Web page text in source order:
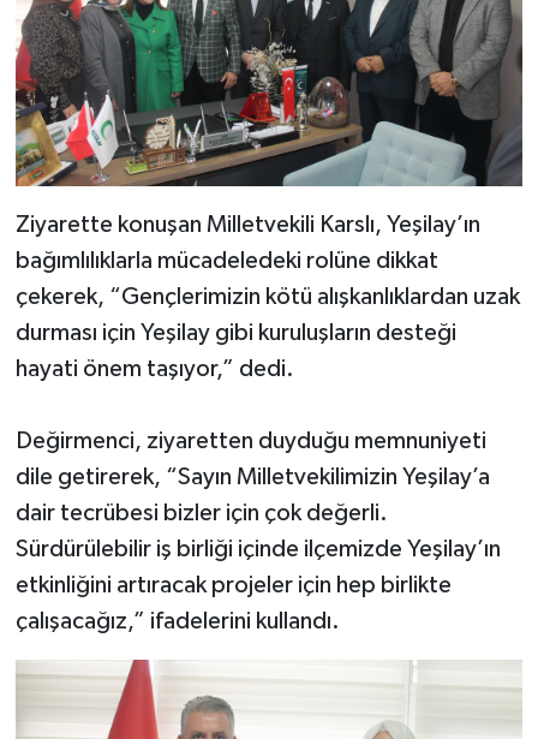
Ziyarette konuşan Milletvekili Karslı, Yeşilay’ın
bağımlılıklarla mücadeledeki rolüne dikkat
çekerek, “Gençlerimizin kötü alışkanlıklardan uzak
durması için Yeşilay gibi kuruluşların desteği
hayati önem taşıyor,” dedi.
Değirmenci, ziyaretten duyduğu memnuniyeti
dile getirerek, “Sayın Milletvekilimizin Yeşilay’a
dair tecrübesi bizler için çok değerli.
Sürdürülebilir iş birliği içinde ilçemizde Yeşilay’ın
etkinliğini artıracak projeler için hep birlikte
çalışacağız,” ifadelerini kullandı.